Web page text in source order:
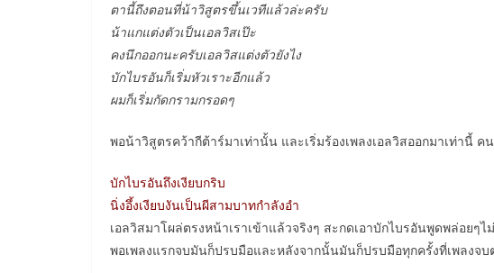
ตานี้ถึงตอนที่น้าวิสูตรขึ้นเวทีแล้วล่ะครับ
น้าแกแต่งตัวเป็นเอลวิสเป๊ะ
คงนึกออกนะครับเอลวิสแต่งตัวยังไง
บักไบรอันก็เริ่มหัวเราะอีกแล้ว
ผมก็เริ่มกัดกรามกรอดๆ
พอน้าวิสูตรคว้ากีต้าร์มาเท่านั้น และเริ่มร้องเพลงเอลวิสออกมาเท่านี้
บักไบรอันถึงเงียบกริบ
นิ่งอึ้งเงียบงันเป็นผีสามบาทกำลังอำ
เอลวิสมาโผล่ตรงหน้าเราเข้าแล้วจริงๆ สะกดเอาบักไบรอันพูดพล่อยๆไ
พอเพลงแรกจบมันก็ปรบมือและหลังจากนั้นมันก็ปรบมือทุกครั้งที่เพลงจบ